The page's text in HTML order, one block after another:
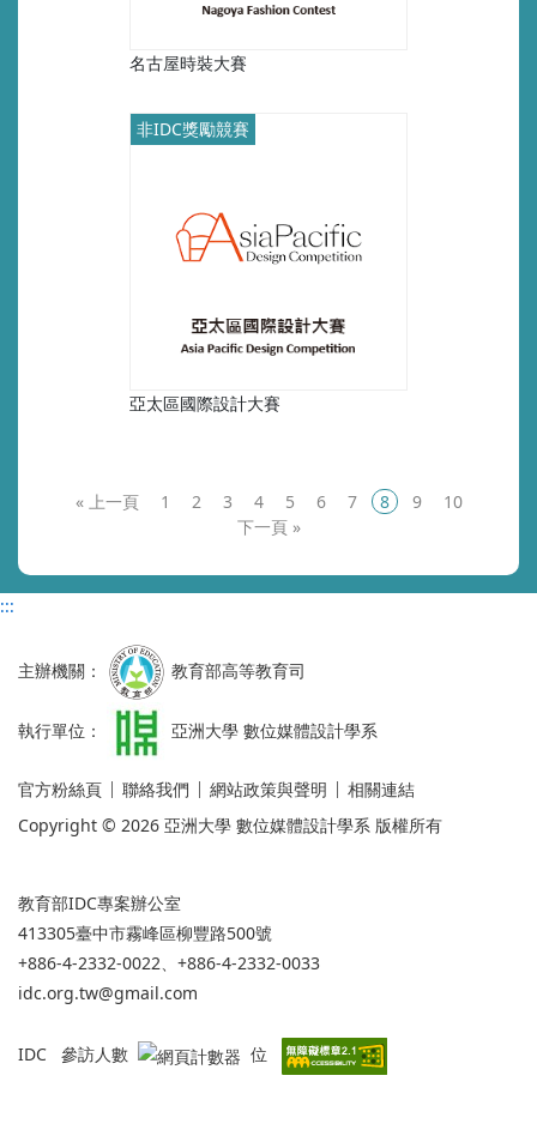
名古屋時裝大賽
非IDC獎勵競賽
亞太區國際設計大賽
« 1 2 3 4 5 6 7 8 9
10
»
:::
主辦機關： 教育部高等教育司
執行單位： 亞洲大學 數位媒體設計學系
官方粉絲頁 聯絡我們 網站政策與聲明
相關連結
Copyright © 2026 亞洲大學 數位媒體設計學系 版權所有
教育部IDC專案辦公室
413305臺中市霧峰區柳豐路500號
+886-4-2332-0022、+886-4-2332-0033
idc.org.tw@gmail.com
IDC 參訪人數 位